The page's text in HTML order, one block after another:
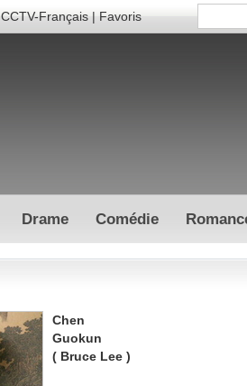
CCTV-Français|Favoris
Drame Comédie
Chen
Guokun
( Bruce Lee )